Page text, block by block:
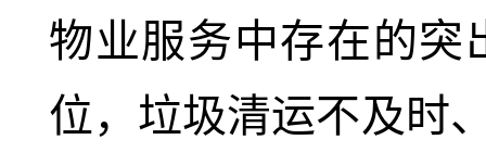
物业服务中存在的突
位，垃圾清运不及时